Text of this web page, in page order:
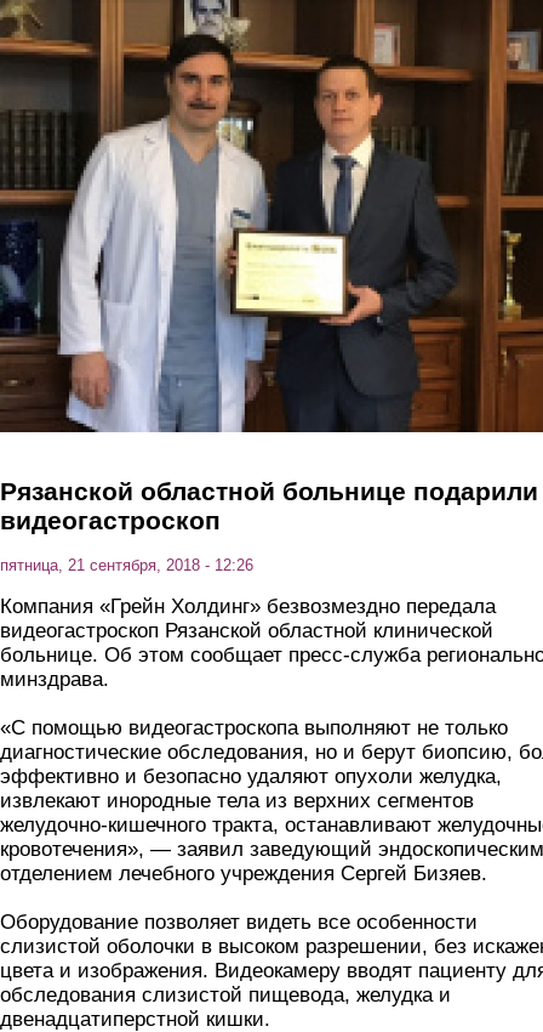
Перейти к основному содержанию
Рязанской областной больнице подарили
видеогастроскоп
пятница, 21 сентября, 2018 - 12:26
Компания «Грейн Холдинг» безвозмездно передала
видеогастроскоп Рязанской областной клинической
больнице. Об этом сообщает пресс-служба
минздрава.
«С помощью видеогастроскопа выполняют не только
диагностические обследования, но и берут биопсию,
эффективно и безопасно удаляют опухоли желудка,
извлекают инородные тела из верхних сегментов
желудочно-кишечного тракта, останавливают
кровотечения», — заявил заведующий эндоскопическим
отделением лечебного учреждения Сергей Бизяев.
Оборудование позволяет видеть все особенности
слизистой оболочки в высоком разрешении, без
цвета и изображения. Видеокамеру вводят пациенту
обследования слизистой пищевода, желудка и
двенадцатиперстной кишки.